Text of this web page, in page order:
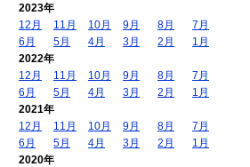
2023年
12月
11月 10月 9月 8月
7月
6月
5月 4月 3月 2月
1月
2022年
12月
11月 10月 9月 8月
7月
6月
5月 4月 3月 2月
1月
2021年
12月
11月 10月 9月 8月
7月
6月
5月 4月 3月 2月
1月
2020年